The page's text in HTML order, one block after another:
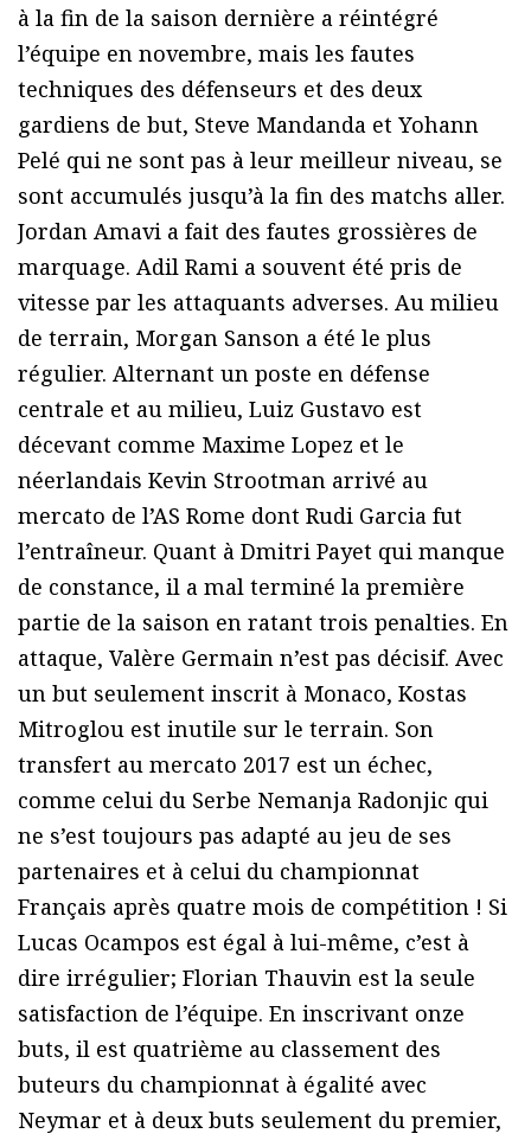
à la fin de la saison dernière a réintégré
l’équipe en novembre, mais les fautes
techniques des défenseurs et des deux
gardiens de but, Steve Mandanda et Yohann
Pelé qui ne sont pas à leur meilleur niveau, se
sont accumulés jusqu’à la fin des matchs aller.
Jordan Amavi a fait des fautes grossières de
marquage. Adil Rami a souvent été pris de
vitesse par les attaquants adverses. Au milieu
de terrain, Morgan Sanson a été le plus
régulier. Alternant un poste en défense
centrale et au milieu, Luiz Gustavo est
décevant comme Maxime Lopez et le
néerlandais Kevin Strootman arrivé au
mercato de l’AS Rome dont Rudi Garcia fut
l’entraîneur. Quant à Dmitri Payet qui manque
de constance, il a mal terminé la première
partie de la saison en ratant trois penalties. En
attaque, Valère Germain n’est pas décisif. Avec
un but seulement inscrit à Monaco, Kostas
Mitroglou est inutile sur le terrain. Son
transfert au mercato 2017 est un échec,
comme celui du Serbe Nemanja Radonjic qui
ne s’est toujours pas adapté au jeu de ses
partenaires et à celui du championnat
Français après quatre mois de compétition ! Si
Lucas Ocampos est égal à lui-même, c’est à
dire irrégulier; Florian Thauvin est la seule
satisfaction de l’équipe. En inscrivant onze
buts, il est quatrième au classement des
buteurs du championnat à égalité avec
Neymar et à deux buts seulement du premier,